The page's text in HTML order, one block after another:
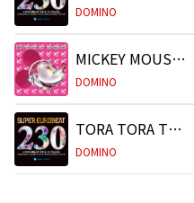
DOMINO
MICKEY MOUSE MARCH (EUROBEAT VERSION (FULL VERSION))
DOMINO
TORA TORA TORA
DOMINO